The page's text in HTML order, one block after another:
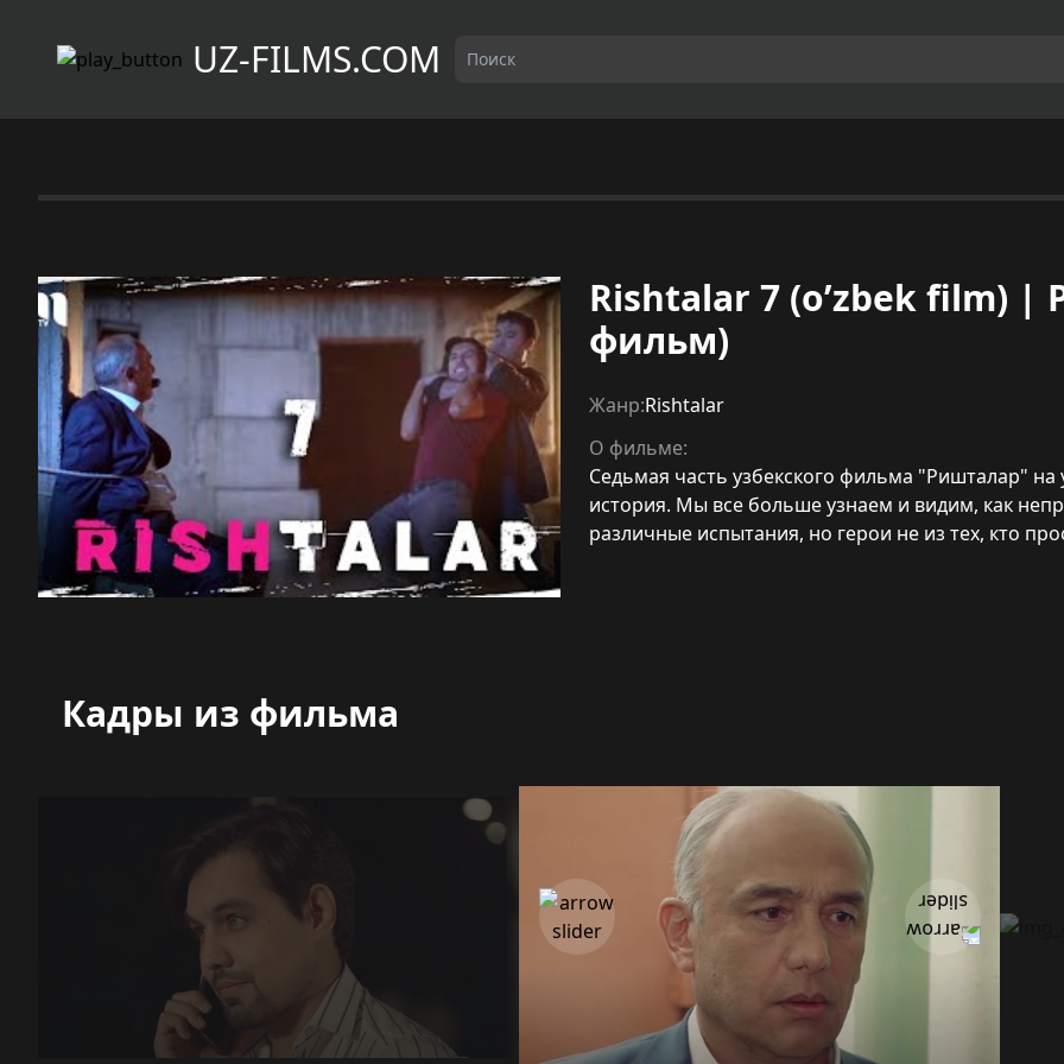
UZ-FILMS.COM
Rishtalar 7 (o’zbek film) |
фильм)
Жанр:Rishtalar
О фильме:
Седьмая часть узбекского фильма "Ришталар"
история. Мы все больше узнаем и видим, как
различные испытания, но герои не из тех, кто
Кадры из фильма